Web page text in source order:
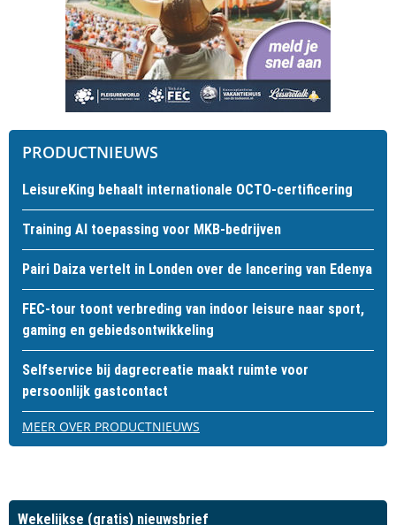
PRODUCTNIEUWS
LeisureKing behaalt internationale OCTO-certificering
Training AI toepassing voor MKB-bedrijven
Pairi Daiza vertelt in Londen over de lancering van Edenya
FEC-tour toont verbreding van indoor leisure naar sport,
gaming en gebiedsontwikkeling
Selfservice bij dagrecreatie maakt ruimte voor
persoonlijk gastcontact
MEER OVER PRODUCTNIEUWS
Wekelijkse (gratis) nieuwsbrief